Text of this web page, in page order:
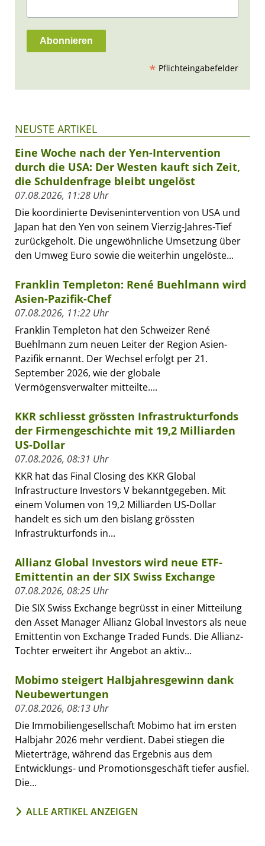
* Pflichteingabefelder
NEUSTE ARTIKEL
Eine Woche nach der Yen-Intervention
durch die USA: Der Westen kauft sich Zeit,
die Schuldenfrage bleibt ungelöst
07.08.2026, 11:28 Uhr
Die koordinierte Devisenintervention von USA und
Japan hat den Yen von seinem Vierzig-Jahres-Tief
zurückgeholt. Die ungewöhnliche Umsetzung über
den Umweg Euro sowie die weiterhin ungelöste...
Franklin Templeton: René Buehlmann wird
Asien-Pazifik-Chef
07.08.2026, 11:22 Uhr
Franklin Templeton hat den Schweizer René
Buehlmann zum neuen Leiter der Region Asien-
Pazifik ernannt. Der Wechsel erfolgt per 21.
September 2026, wie der globale
Vermögensverwalter mitteilte....
KKR schliesst grössten Infrastrukturfonds
der Firmengeschichte mit 19,2 Milliarden
US-Dollar
07.08.2026, 08:31 Uhr
KKR hat das Final Closing des KKR Global
Infrastructure Investors V bekanntgegeben. Mit
einem Volumen von 19,2 Milliarden US-Dollar
handelt es sich um den bislang grössten
Infrastrukturfonds in...
Allianz Global Investors wird neue ETF-
Emittentin an der SIX Swiss Exchange
07.08.2026, 08:25 Uhr
Die SIX Swiss Exchange begrüsst in einer Mitteilung
den Asset Manager Allianz Global Investors als neue
Emittentin von Exchange Traded Funds. Die Allianz-
Tochter erweitert ihr Angebot an aktiv...
Mobimo steigert Halbjahresgewinn dank
Neubewertungen
07.08.2026, 08:13 Uhr
Die Immobiliengesellschaft Mobimo hat im ersten
Halbjahr 2026 mehr verdient. Dabei stiegen die
Mieterträge, während das Ergebnis aus dem
Entwicklungs- und Promotionsgeschäft tiefer ausfiel.
Die...
ALLE ARTIKEL ANZEIGEN